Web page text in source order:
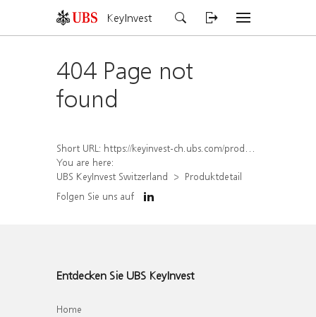
KeyInvest
404 Page not
found
Short URL: https://keyinvest-ch.ubs.com/produkt/detail/index/isin/CH1577835064
You are here:
UBS KeyInvest Switzerland
Produktdetail
Folgen Sie uns auf
Entdecken Sie UBS KeyInvest
Home